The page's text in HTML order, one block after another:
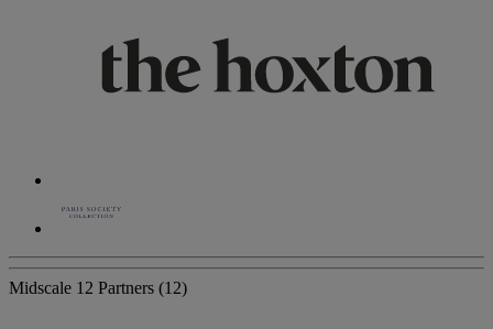
Midscale 12 Partners (12)